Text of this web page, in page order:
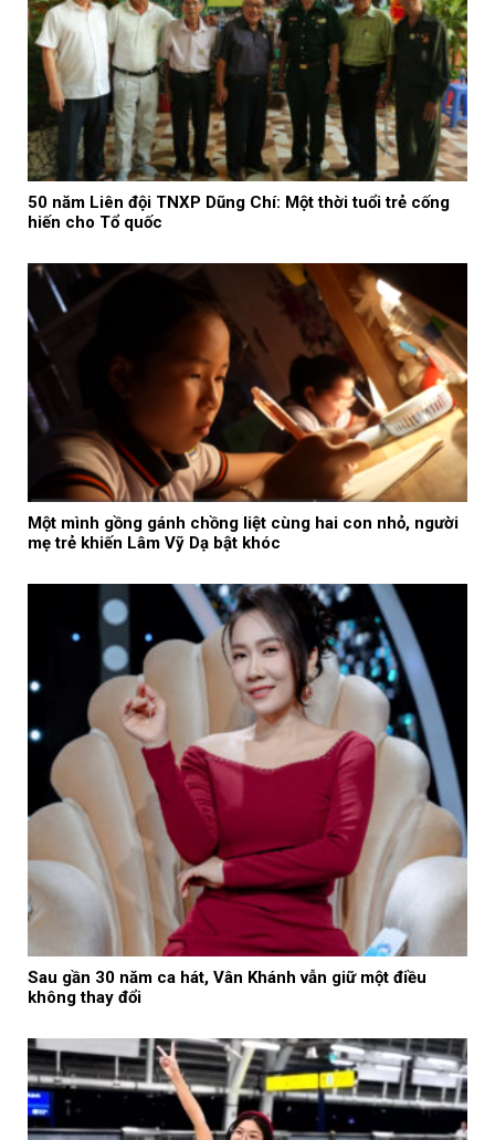
50 năm Liên đội TNXP Dũng Chí: Một thời tuổi trẻ cống
hiến cho Tổ quốc
Một mình gồng gánh chồng liệt cùng hai con nhỏ, người
mẹ trẻ khiến Lâm Vỹ Dạ bật khóc
Sau gần 30 năm ca hát, Vân Khánh vẫn giữ một điều
không thay đổi